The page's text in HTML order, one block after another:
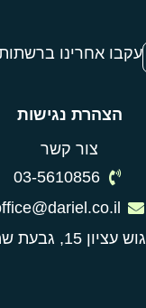
צור קשר
03-5610856
גוש עציון 15, גבעת שמואל
עקבו אחרינו
הצהרת נגישות